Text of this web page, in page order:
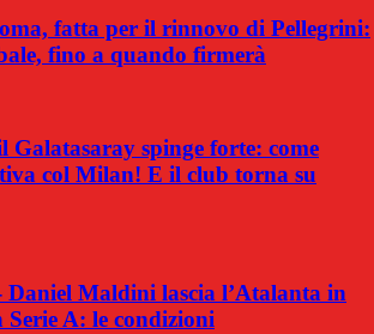
fatta per il rinnovo di Pellegrini:
fino a quando firmerà
Galatasaray spinge forte: come
col Milan! E il club torna su
Maldini lascia l’Atalanta in
Serie A: le condizioni